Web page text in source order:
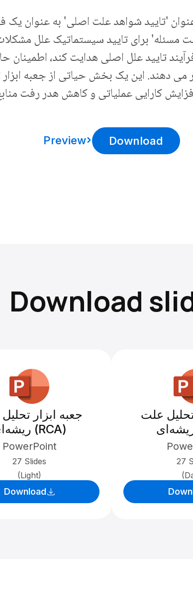
'تایید شواهد علت اصلی' به عنوان
مسئله' برای تایید سیستماتیک علل
تایید علل اصلی هدایت کند،
می دهند. این یک بخش حیاتی از جعبه
کارایی عملیاتی و کاهش هدر رفت
Download
Preview
Download
جعبه ابزار
ریشه‌ای (RCA)
PowerPoint
27 Slides
(Light)
Download
تحلیل علت
27